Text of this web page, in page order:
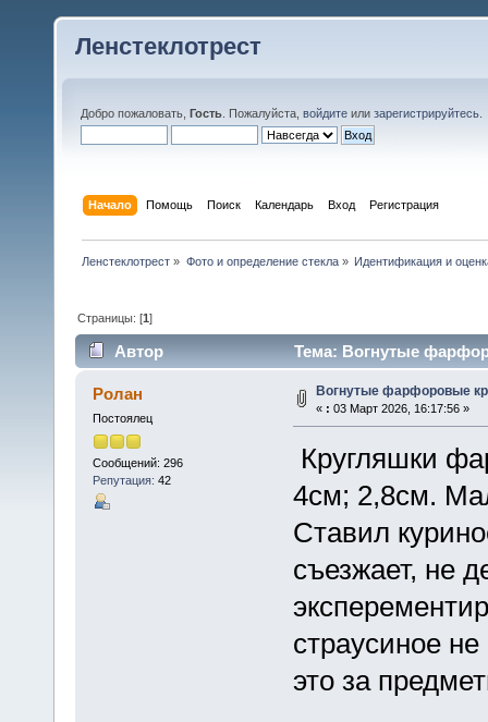
Ленстеклотрест
Добро пожаловать, Гость . Пожалуйста, войдите или зарегистрируйтесь
Начало Помощь Поиск Календарь Вход Регистрация
Ленстеклотрест » Фото и определение стекла» Идентификация и
Страницы: [1]
Автор Тема: Вогнутые
Ролан
Постоялец
Сообщений: 296
Репутация: 42
Вогнутые фарфоровые
« : 03 Март 2026, 16:17:56 »
Кругляшки
4см; 2,8см.
Ставил
съезжает, не
страусиное
это за